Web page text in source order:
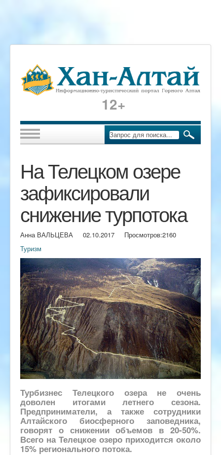
12+
На Телецком озере
зафиксировали
снижение турпотока
Анна ВАЛЬЦЕВА 02.10.2017 Просмотров:2160
Туризм
Турбизнес Телецкого озера не очень
доволен итогами летнего сезона.
Предприниматели, а также сотрудники
Алтайского биосферного заповедника,
говорят о снижении объемов в 20-50%.
Всего на Телецкое озеро приходится около
15% регионального потока.